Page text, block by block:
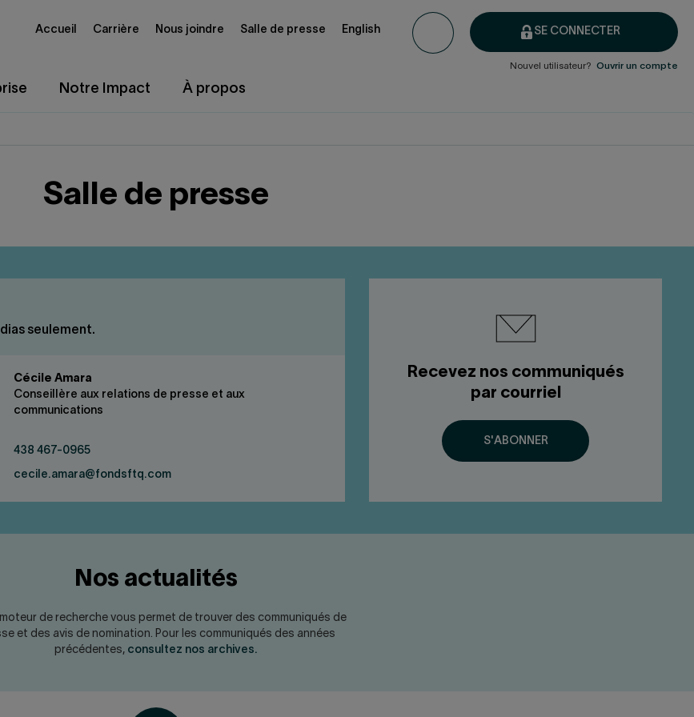
SE CONNECTER
Notre Impact À propos
Nouvel utilisateur? Ouvrir un compte
Accueil Carrière Nous joindre Salle de presse English
Salle de presse
seulement.
Cécile Amara
Conseillère aux relations de presse et aux
communications
438 467-0965
cecile.amara@fondsftq.com
Recevez nos communiqués
par courriel
S'ABONNER
Nos actualités
de recherche vous permet de trouver des communiqués de
et des avis de nomination. Pour les communiqués des années
précédentes, consultez nos archives.